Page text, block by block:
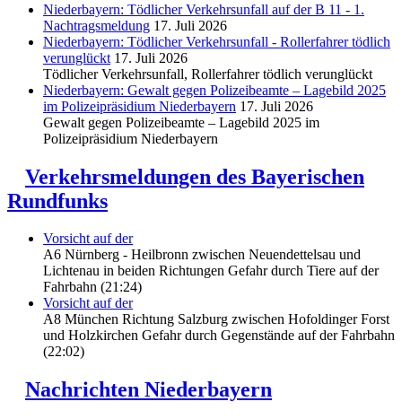
Niederbayern: Tödlicher Verkehrsunfall auf der B 11 - 1.
Nachtragsmeldung 17. Juli 2026
Niederbayern: Tödlicher Verkehrsunfall - Rollerfahrer tödlich
verunglückt 17. Juli 2026
Tödlicher Verkehrsunfall, Rollerfahrer tödlich verunglückt
Niederbayern: Gewalt gegen Polizeibeamte – Lagebild 2025
im Polizeipräsidium Niederbayern 17. Juli 2026
Gewalt gegen Polizeibeamte – Lagebild 2025 im
Polizeipräsidium Niederbayern
Verkehrsmeldungen des Bayerischen
Rundfunks
Vorsicht auf der
A6 Nürnberg - Heilbronn zwischen Neuendettelsau und
Lichtenau in beiden Richtungen Gefahr durch Tiere auf der
Fahrbahn (21:24)
Vorsicht auf der
A8 München Richtung Salzburg zwischen Hofoldinger Forst
und Holzkirchen Gefahr durch Gegenstände auf der Fahrbahn
(22:02)
Nachrichten Niederbayern